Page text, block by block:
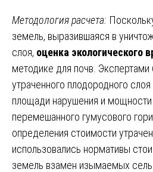
Методология расчета:
земель, выразившаяся в
слоя, оценка экологического
методике для почв.
утраченного плодородного
площади нарушения и мощности
перемешанного гумусового
определения стоимости
использовались нормативы
земель взамен изымаемых